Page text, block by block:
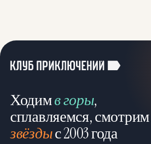
Ходимв горы,
сплавляемся,
звёздыс 2003 года